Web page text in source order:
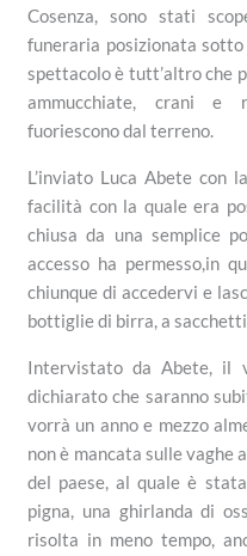
Cosenza, sono stati
funeraria posizionata
spettacolo è tutt’altro che
ammucchiate, crani e
fuoriescono dal terreno.
L’inviato Luca Abete con
facilità con la quale era
chiusa da una semplice
accesso ha permesso,in
chiunque di accedervi e
bottiglie di birra, a
Intervistato da Abete, il
dichiarato che saranno
vorrà un anno e mezzo
non è mancata sulle vaghe
del paese, al quale è
pigna, una ghirlanda di
risolta in meno tempo,